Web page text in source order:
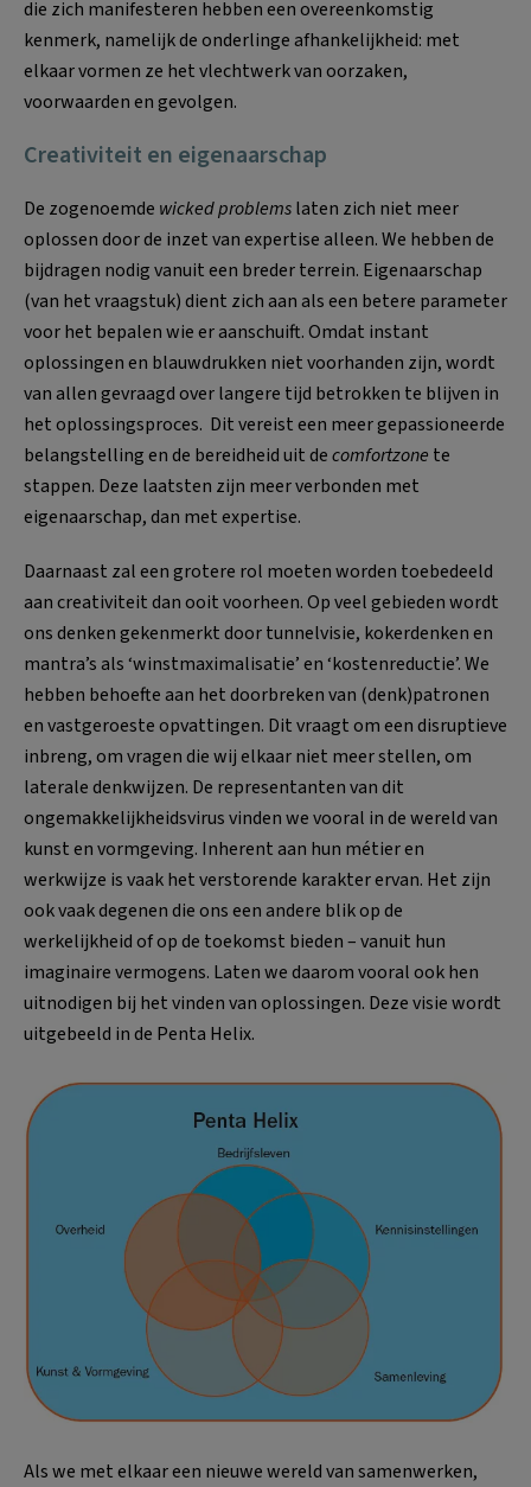
die zich manifesteren hebben een overeenkomstig
kenmerk, namelijk de onderlinge afhankelijkheid: met
elkaar vormen ze het vlechtwerk van oorzaken,
voorwaarden en gevolgen.
Creativiteit en eigenaarschap
De zogenoemde wicked problemslaten zich niet meer
oplossen door de inzet van expertise alleen. We hebben de
bijdragen nodig vanuit een breder terrein. Eigenaarschap
(van het vraagstuk) dient zich aan als een betere parameter
voor het bepalen wie er aanschuift. Omdat instant
oplossingen en blauwdrukken niet voorhanden zijn, wordt
van allen gevraagd over langere tijd betrokken te blijven in
het oplossingsproces. Dit vereist een meer gepassioneerde
belangstelling en de bereidheid uit decomfortzone te
stappen. Deze laatsten zijn meer verbonden met
eigenaarschap, dan met expertise.
Daarnaast zal een grotere rol moeten worden toebedeeld
aan creativiteit dan ooit voorheen. Op veel gebieden wordt
ons denken gekenmerkt door tunnelvisie, kokerdenken en
mantra’s als ‘winstmaximalisatie’ en ‘kostenreductie’. We
hebben behoefte aan het doorbreken van (denk)patronen
en vastgeroeste opvattingen. Dit vraagt om een disruptieve
inbreng, om vragen die wij elkaar niet meer stellen, om
laterale denkwijzen. De representanten van dit
ongemakkelijkheidsvirus vinden we vooral in de wereld van
kunst en vormgeving. Inherent aan hun métier en
werkwijze is vaak het verstorende karakter ervan. Het zijn
ook vaak degenen die ons een andere blik op de
werkelijkheid of op de toekomst bieden – vanuit hun
imaginaire vermogens. Laten we daarom vooral ook hen
uitnodigen bij het vinden van oplossingen. Deze visie wordt
uitgebeeld in de Penta Helix.
Als we met elkaar een nieuwe wereld van samenwerken,